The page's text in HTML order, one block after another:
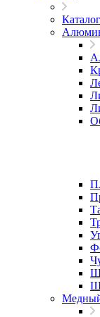
Каталог